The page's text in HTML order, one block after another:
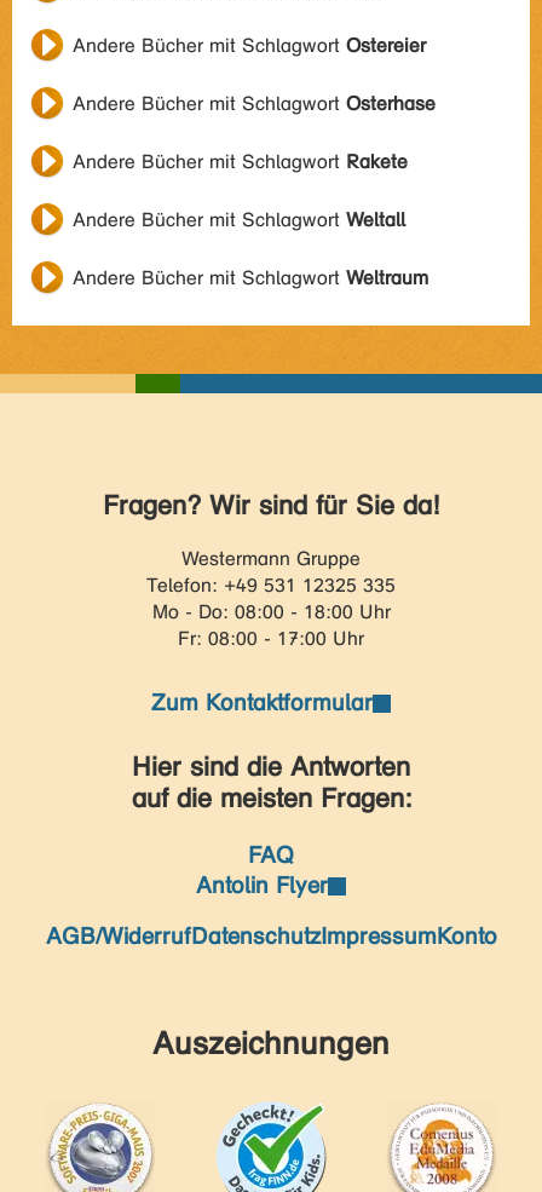
Andere Bücher mit Schlagwort Ostereier
Andere Bücher mit Schlagwort Osterhase
Andere Bücher mit Schlagwort Rakete
Andere Bücher mit Schlagwort Weltall
Andere Bücher mit Schlagwort Weltraum